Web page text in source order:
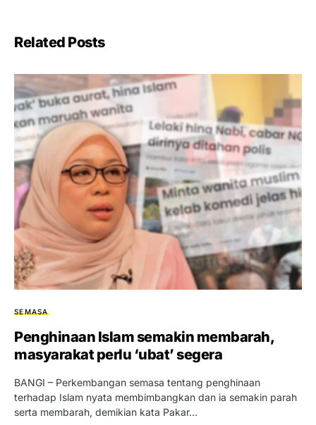
Related Posts
SEMASA
Penghinaan Islam semakin membarah,
masyarakat perlu ‘ubat’ segera
BANGI – Perkembangan semasa tentang penghinaan
terhadap Islam nyata membimbangkan dan ia semakin parah
serta membarah, demikian kata Pakar…